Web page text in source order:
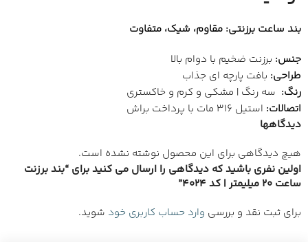
بند ساعت برزنتی: مقاوم، شیک، متفاوت
جنس: برزنت ضخیم با دوام بالا
طراحی: بافت پارچه ای جذاب
رنگ: سه رنگ | مشکی و کرم و خاکستری
اتصالات: استیل 316 مات با پرداخت براش
دیدگاهها
هیچ دیدگاهی برای این محصول نوشته نشده است.
اولین نفری باشید که دیدگاهی را ارسال می کنید برای “بند برزنت
ساعت 20 میلیمتر | کد 4024”
برای ثبت نقد و بررسی وارد حساب کاربری خود شوید.